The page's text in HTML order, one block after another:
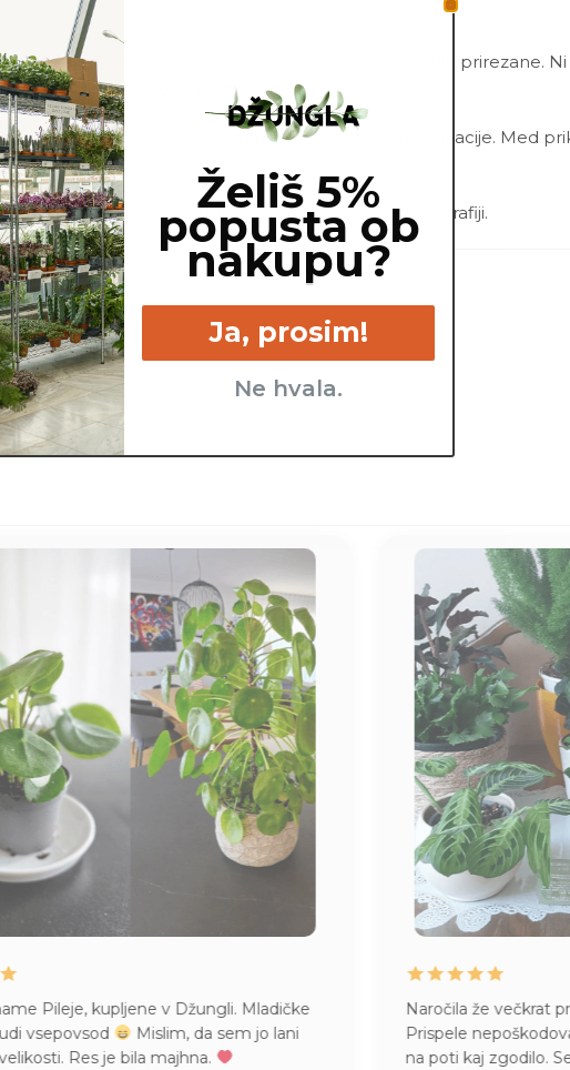
lažje sajenje in lepše razraščanje pa so korenine rahlo prirezane.
razdaljo od 0,6 do 1 meter.
Ker je vsaka rastlina unikatna, so možne manjše variacije. Med
na pot zdrave in čim bolj podobne izdelku na fotografiji.
do
lega
Netoksična.
Pileje, kupljene v Džungli. Mladičke
vsepovsod
Mislim, da sem jo lani
Res je bila majhna.
Naročila že večkrat
Prispele
na poti kaj zgodilo.
Želiš 5%
popusta ob
nakupu?
Ja, prosim!
Ne hvala.